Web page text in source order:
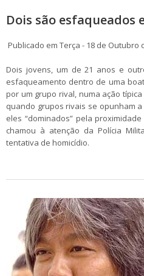
Dois são esfaqueados
Publicado em Terça - 18 de Outubro
Dois jovens, um de 21 anos e
esfaqueamento dentro de uma
por um grupo rival, numa ação
quando grupos rivais se opunham
eles “dominados” pela
chamou à atenção da Polícia
tentativa de homicídio.